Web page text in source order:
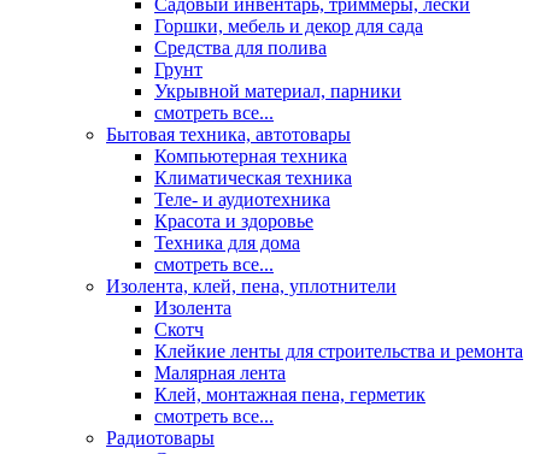
Садовый инвентарь, триммеры, лески
Горшки, мебель и декор для сада
Средства для полива
Грунт
Укрывной материал, парники
смотреть все...
Бытовая техника, автотовары
Компьютерная техника
Климатическая техника
Теле- и аудиотехника
Красота и здоровье
Техника для дома
смотреть все...
Изолента, клей, пена, уплотнители
Изолента
Скотч
Клейкие ленты для строительства и ремонта
Малярная лента
Клей, монтажная пена, герметик
смотреть все...
Радиотовары